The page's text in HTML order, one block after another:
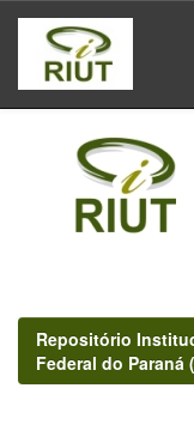
Skip
navigation
Repositório
Federal do Paraná